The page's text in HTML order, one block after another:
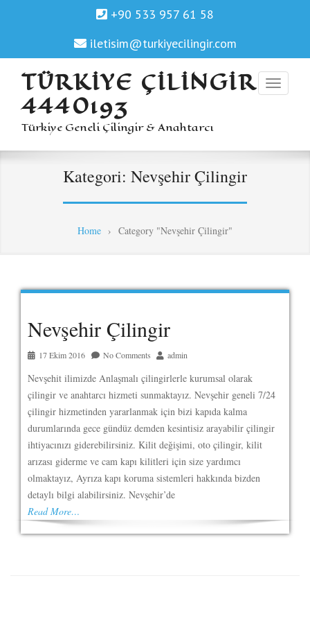
+90 533 957 61 58
iletisim@turkiyecilingir.com
TÜRKIYE ÇILINGIR
4440193
Türkiye Geneli Çilingir & Anahtarcı
Kategori: Nevşehir Çilingir
Home › Category "Nevşehir Çilingir"
Nevşehir Çilingir
17 Ekim 2016 No Comments admin
Nevşehit ilimizde Anlaşmalı çilingirlerle kurumsal olarak
çilingir ve anahtarcı hizmeti sunmaktayız. Nevşehir geneli 7/24
çilingir hizmetinden yararlanmak için bizi kapıda kalma
durumlarında gece gündüz demden kesintisiz arayabilir çilingir
ihtiyacınızı giderebilirsiniz. Kilit değişimi, oto çilingir, kilit
arızası giderme ve cam kapı kilitleri için size yardımcı
olmaktayız, Ayrıza kapı koruma sistemleri hakkında bizden
detaylı bilgi alabilirsiniz. Nevşehir’de
Read More…